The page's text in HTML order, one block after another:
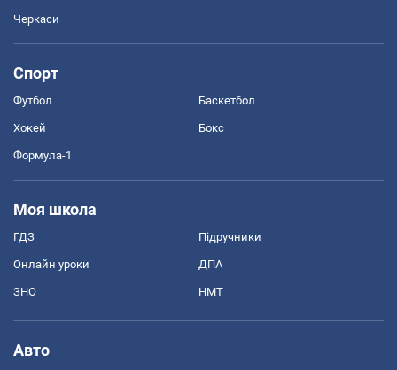
Черкаси
Спорт
Футбол Баскетбол
Хокей Бокс
Формула-1
Моя школа
ГДЗ Підручники
Онлайн уроки ДПА
ЗНО НМТ
Авто